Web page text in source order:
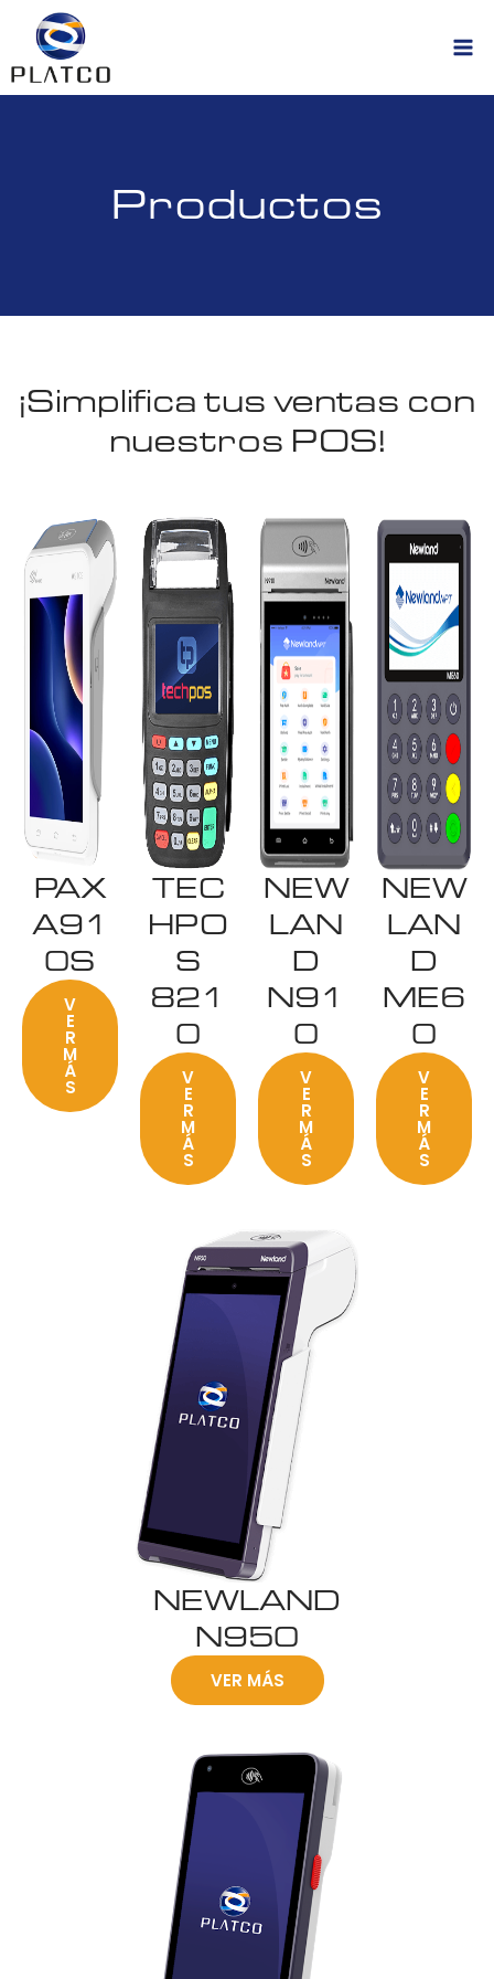
Productos
¡Simplifica tus ventas con
nuestros POS!
PAX
A91
0S
V
E
R
M
Á
S
TEC
HPO
S
821
0
V
E
R
M
Á
S
NEW
LAN
D
N91
0
V
E
R
M
Á
S
NEW
LAN
D
ME6
0
V
E
R
M
Á
S
NEWLAND
N950
VER MÁS